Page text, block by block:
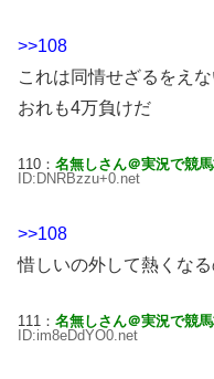
>>108
これは同情せざるをえ
おれも4万負けだ
110： 名無しさん＠実況で競
ID:DNRBzzu+0.net
>>108
惜しいの外して熱くなる
111： 名無しさん＠実況で競
ID:im8eDdYO0.net